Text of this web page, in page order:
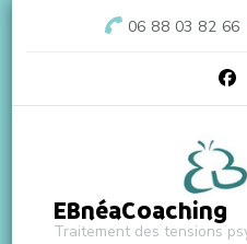
06 88 03 82 66
EBnéaCoaching
Traitement des tensions